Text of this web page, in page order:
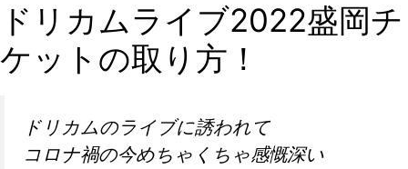
ドリカムライブ2022盛岡チ
ケットの取り方！
ドリカムのライブに誘われて
コロナ禍の今めちゃくちゃ感慨深い